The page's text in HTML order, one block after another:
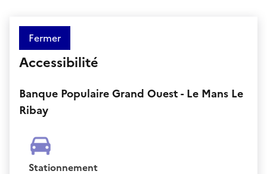
Fermer
Accessibilité
Banque Populaire Grand Ouest - Le Mans Le
Ribay
Stationnement